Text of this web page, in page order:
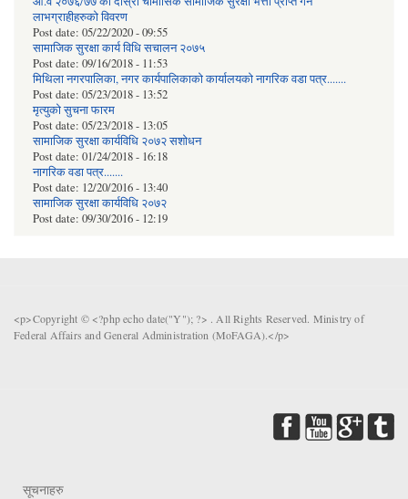
लाभग्राहीहरुको विवरण
Post date: 05/22/2020 - 09:55
सामाजिक सुरक्षा कार्य विधि स‌चालन २०७५
Post date: 09/16/2018 - 11:53
मिथिला नगरपालिका, नगर कार्यपालिकाको कार्यालयकाे नागरिक वडा पत्र.......
Post date: 05/23/2018 - 13:52
मृत्युको सुचना फारम
Post date: 05/23/2018 - 13:05
सामाजिक सुरक्षा कार्यविधि २०७२ स‌शाेधन
Post date: 01/24/2018 - 16:18
नागरिक वडा पत्र.......
Post date: 12/20/2016 - 13:40
सामाजिक सुरक्षा कार्यविधि २०७२
Post date: 09/30/2016 - 12:19
<p>Copyright © <?php echo date("Y"); ?> . All Rights Reserved. Ministry of
Federal Affairs and General Administration (MoFAGA).</p>
सूचनाहरु